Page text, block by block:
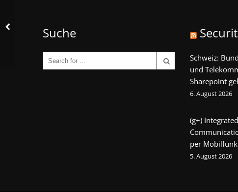
Suche
Schweiz:
und
Sharepoint
6. August 2026
(g+)
per Mobilfunk
5. August 2026